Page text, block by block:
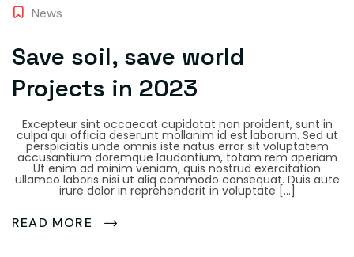
News
Save soil, save world
Projects in 2023
Excepteur sint occaecat cupidatat non proident, sunt in
culpa qui officia deserunt mollanim id est laborum. Sed ut
perspiciatis unde omnis iste natus error sit voluptatem
accusantium doremque laudantium, totam rem aperiam
Ut enim ad minim veniam, quis nostrud exercitation
ullamco laboris nisi ut aliq commodo consequat. Duis aute
irure dolor in reprehenderit in voluptate […]
READ MORE